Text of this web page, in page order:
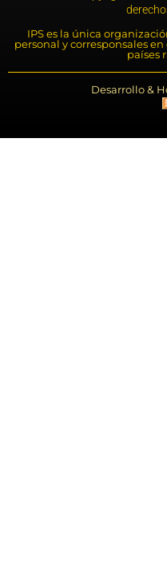
IPS es la única
personal y corresponsales
países
Desarrollo &